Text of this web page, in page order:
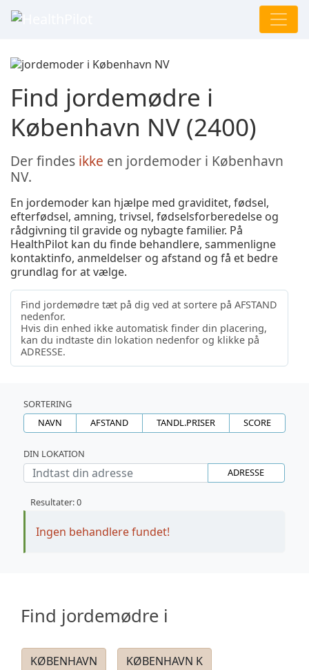
Find jordemødre i
København NV (2400)
Der findes ikke en jordemoder i København
NV.
En jordemoder kan hjælpe med graviditet, fødsel,
efterfødsel, amning, trivsel, fødselsforberedelse og
rådgivning til gravide og nybagte familier. På
HealthPilot kan du finde behandlere, sammenligne
kontaktinfo, anmeldelser og afstand og få et bedre
grundlag for at vælge.
Find jordemødre tæt på dig ved at sortere på AFSTAND
nedenfor.
Hvis din enhed ikke automatisk finder din placering,
kan du indtaste din lokation nedenfor og klikke på
ADRESSE.
SORTERING
NAVN
AFSTAND TANDL.PRISER SCORE
DIN LOKATION
ADRESSE
Resultater: 0
Ingen behandlere fundet!
Find jordemødre i
KØBENHAVN KØBENHAVN K